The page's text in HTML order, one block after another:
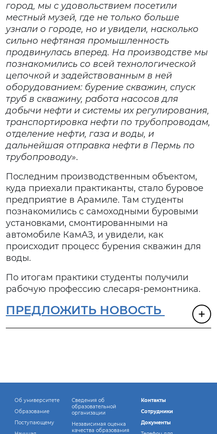
город, мы с удовольствием посетили
местный музей, где не только больше
узнали о городе, но и увидели, насколько
сильно нефтяная промышленность
продвинулась вперед. На производстве мы
познакомились со всей технологической
цепочкой и задействованным в ней
оборудованием: бурение скважин, спуск
труб в скважину, работа насосов для
добычи нефти и системы их регулирования,
транспортировка нефти по трубопроводам,
отделение нефти, газа и воды, и
дальнейшая отправка нефти в Пермь по
трубопроводу».
Последним производственным объектом,
куда приехали практиканты, стало буровое
предприятие в Арамиле. Там студенты
познакомились с самоходными буровыми
установками, смонтированными на
автомобиле КамАЗ, и увидели, как
происходит процесс бурения скважин для
воды.
По итогам практики студенты получили
рабочую профессию слесаря-ремонтника.
ПРЕДЛОЖИТЬ НОВОСТЬ
Об университете
Образование
Поступающему
Сведения об
образовательной
организации
Независимая оценка
качества образования
Контакты
Сотрудники
Документы